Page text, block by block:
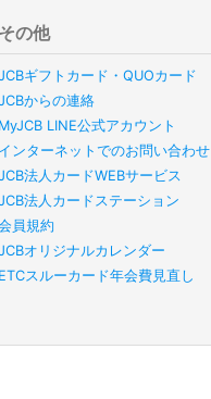
その他
ギフトカード・QUOカード
からの連絡
MyJCB LINE公式アカウント
インターネットでのお問い合わせ
法人カードWEBサービス
法人カードステーション
員規約
オリジナルカレンダー
ETCスルーカード年会費見直し